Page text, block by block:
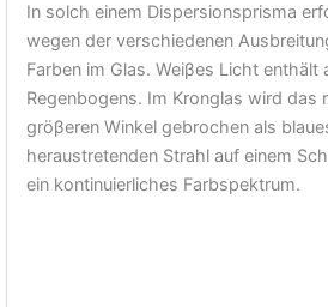
In solch einem Dispersionsprisma
wegen der verschiedenen
Farben im Glas. Weiβes Licht enthält
Regenbogens. Im Kronglas wird das
gröβeren Winkel gebrochen als
heraustretenden Strahl auf einem
ein kontinuierliches Farbspektrum.